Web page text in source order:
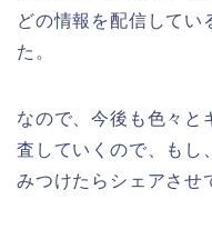
どの情報を配信してい
た。
なので、今後も色々と
査していくので、もし
みつけたらシェアさせ